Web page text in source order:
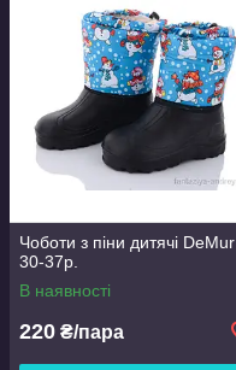
Чоботи з піни дитячі DeMur
30-37р.
В наявності
220 ₴/пара